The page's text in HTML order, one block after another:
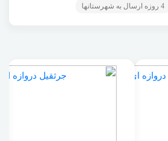
4 روزه ارسال به شهرستانها